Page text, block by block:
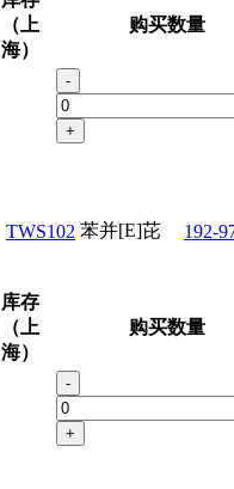
（上
海）
购买数量
-
+
TWS102 苯并[E]芘 192-
库存
（上
海）
购买数量
-
+